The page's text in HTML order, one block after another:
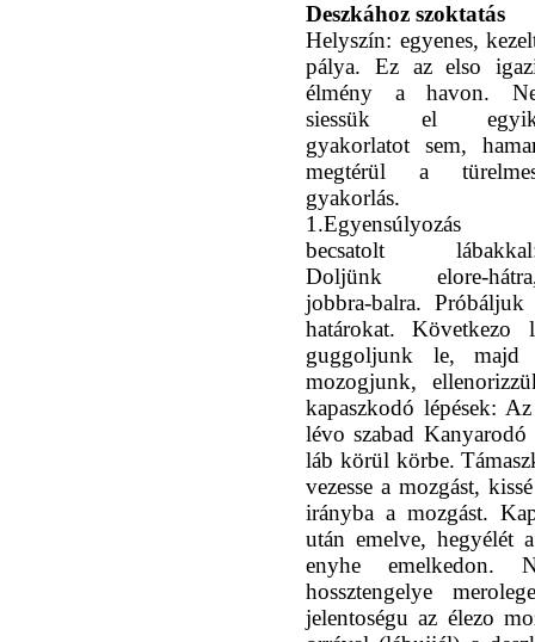
Deszkához szoktatás
Helyszín: egyenes,
pálya. Ez az elso
élmény a havon.
siessük el
gyakorlatot sem,
megtérül a
gyakorlás.
1.Egyensúlyozás
becsatolt
Doljünk elore-
jobbra-balra.
határokat. Következo
guggoljunk le, majd
mozogjunk,
kapaszkodó lépések:
lévo szabad Kanyarodó
láb körül körbe.
vezesse a mozgást,
irányba a mozgást.
után emelve, hegyélét
enyhe emelkedon.
hossztengelye
jelentoségu az élezo